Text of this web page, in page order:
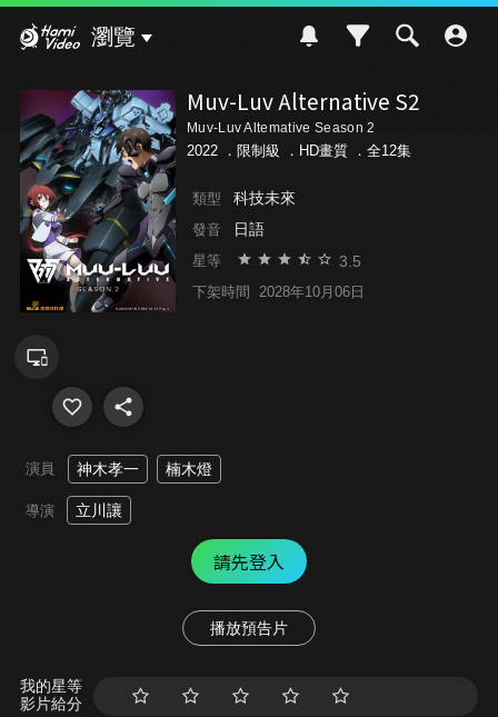
瀏覽
Muv-Luv Alternative S2
Muv-Luv Altemative Season 2
2022 ． 限制級 ．HD畫質 ．全12集
類型 科技未來
發音 日語
星等 3.5
下架時間 2028年10月06日
演員 神木孝一 楠木燈
導演 立川讓
請先登入
播放預告片
我的星等
影片給分